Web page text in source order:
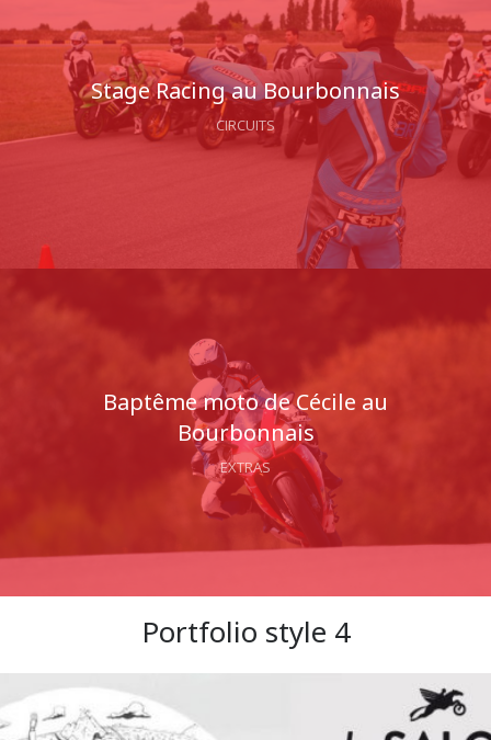
Stage Racing au Bourbonnais
CIRCUITS
Baptême moto de Cécile au
Bourbonnais
EXTRAS
Portfolio style 4